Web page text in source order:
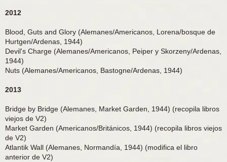
2012
Blood, Guts and Glory (Alemanes/Americanos, Lorena/bosque de
Hurtgen/Ardenas, 1944)
Devil's Charge (Alemanes/Americanos, Peiper y Skorzeny/Ardenas,
1944)
Nuts (Alemanes/Americanos, Bastogne/Ardenas, 1944)
2013
Bridge by Bridge (Alemanes, Market Garden, 1944) (recopila libros
viejos de V2)
Market Garden (Americanos/Británicos, 1944) (recopila libros viejos
de V2)
Atlantik Wall (Alemanes, Normandía, 1944) (modifica el libro
anterior de V2)